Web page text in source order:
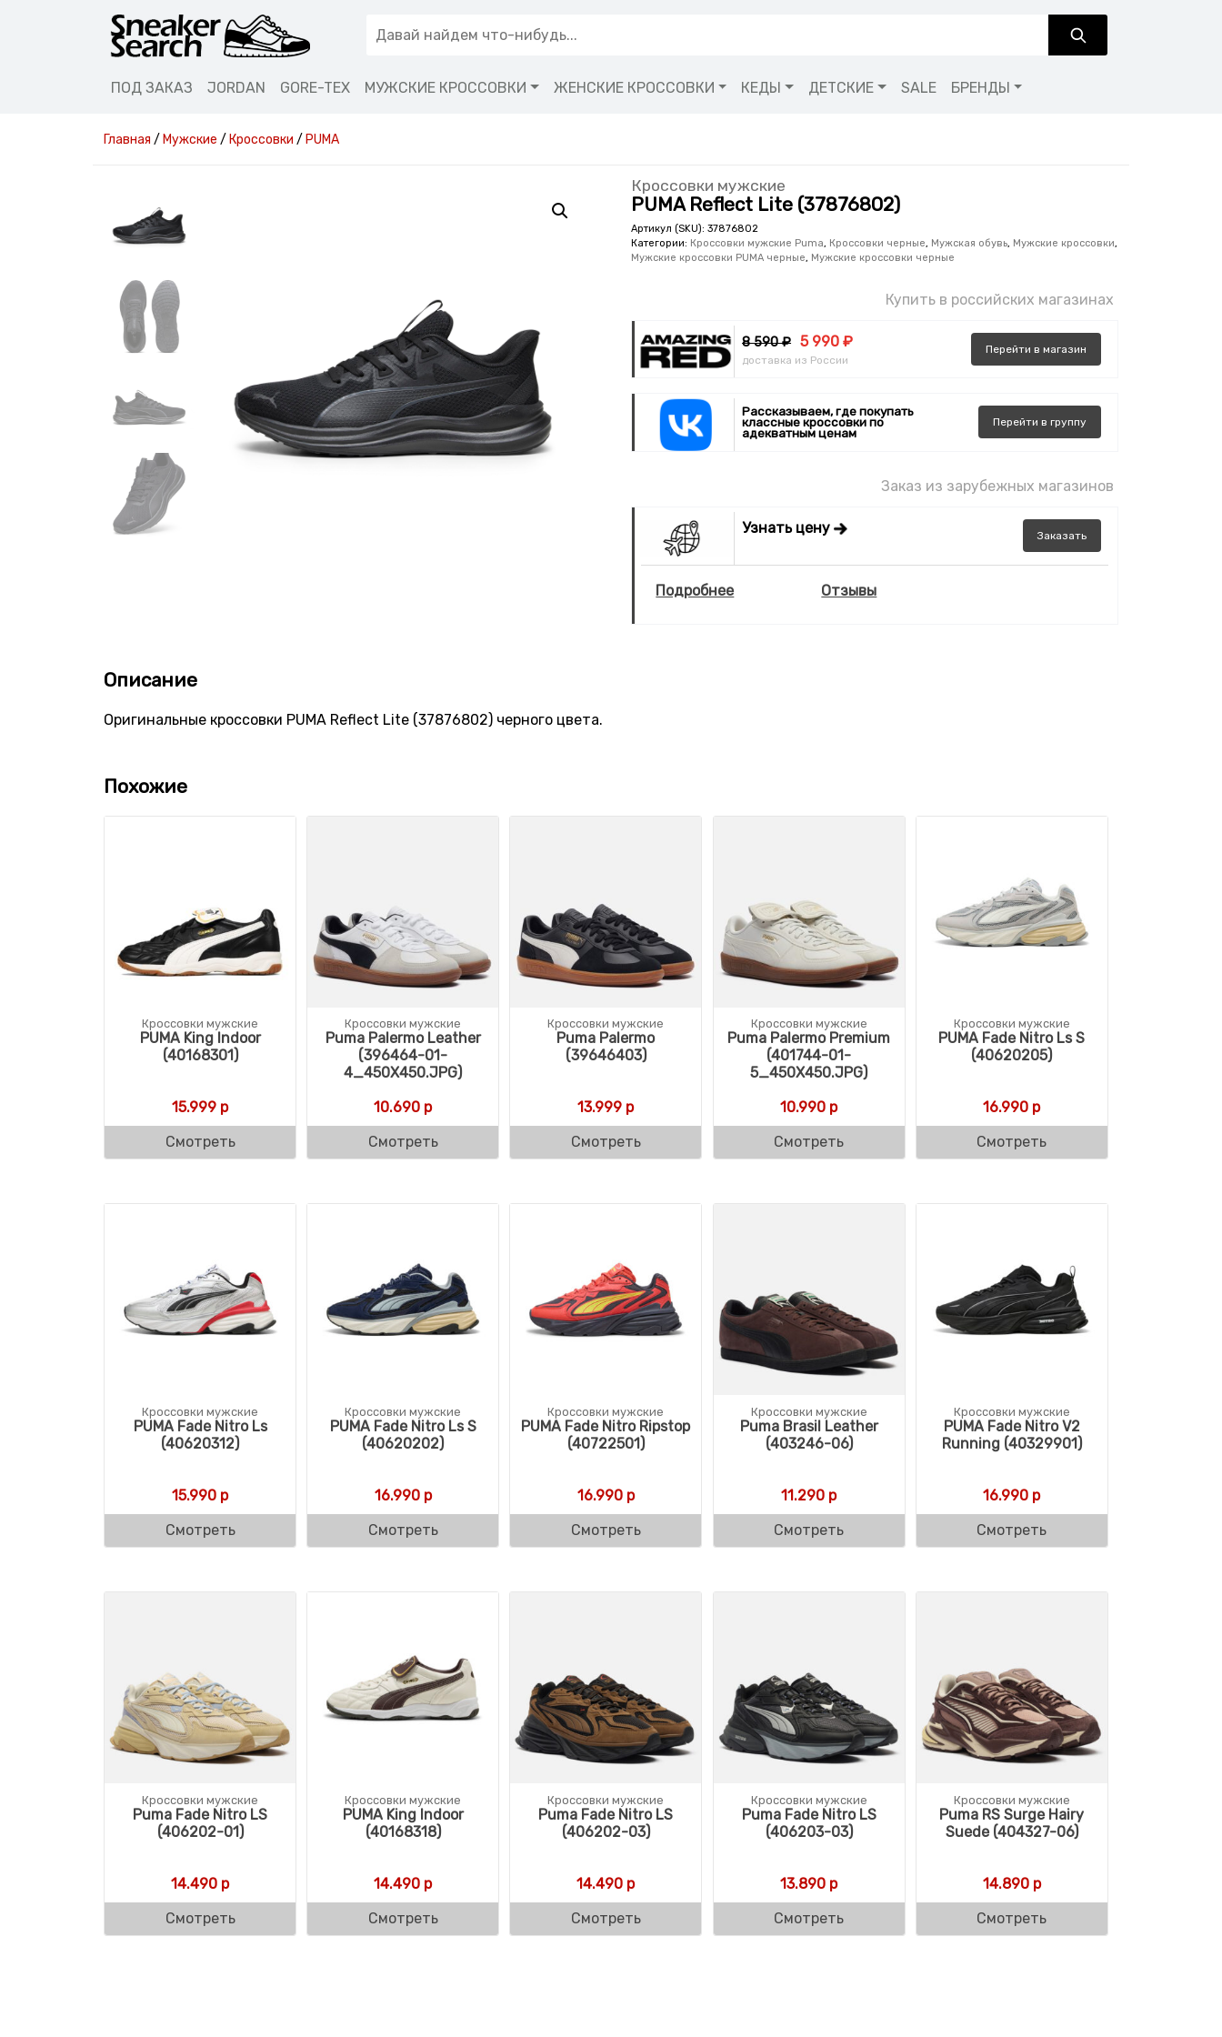
ПОД ЗАКАЗ JORDAN GORE-TEX МУЖСКИЕ КРОССОВКИ ЖЕНСКИЕ КРОССОВКИ КЕДЫ ДЕТСКИЕ SALE БРЕНДЫ
Главная / Мужские / Кроссовки / PUMA
Кроссовки мужские
PUMA Reflect Lite (37876802)
Артикул (SKU):37876802
Категории: Кроссовки мужские Puma, Кроссовки черные, Мужская обувь, Мужские кроссовки,
Мужские кроссовки PUMA черные, Мужские кроссовки черные
Купить в российских магазинах
8 590 ₽ 5 990 ₽
доставка из России
Перейти в магазин
Рассказываем, где покупать
классные кроссовки по
адекватным ценам
Перейти в группу
Заказ из зарубежных магазинов
Узнать цену Заказать
Подробнее Отзывы
Описание
Оригинальные кроссовки PUMA Reflect Lite (37876802) черного цвета.
Похожие
Кроссовки мужские
PUMA King Indoor
(40168301)
15.999 р
Смотреть
Кроссовки мужские
Puma Palermo Leather
(396464-01-
4_450X450.JPG)
10.690 р
Смотреть
Кроссовки мужские
Puma Palermo
(39646403)
13.999 р
Смотреть
Кроссовки мужские
Puma Palermo Premium
(401744-01-
5_450X450.JPG)
10.990 р
Смотреть
Кроссовки мужские
PUMA Fade Nitro Ls S
(40620205)
16.990 р
Смотреть
Кроссовки мужские
PUMA Fade Nitro Ls
(40620312)
15.990 р
Смотреть
Кроссовки мужские
PUMA Fade Nitro Ls S
(40620202)
16.990р
Смотреть
Кроссовки мужские
PUMA Fade Nitro Ripstop
(40722501)
16.990р
Смотреть
Кроссовки мужские
Puma Brasil Leather
(403246-06)
11.290 р
Смотреть
Кроссовки мужские
PUMA Fade Nitro V2
Running (40329901)
16.990 р
Смотреть
Кроссовки мужские
Puma Fade Nitro LS
(406202-01)
14.490 р
Смотреть
Кроссовки мужские
PUMA King Indoor
(40168318)
14.490 р
Смотреть
Кроссовки мужские
Puma Fade Nitro LS
(406202-03)
14.490 р
Смотреть
Кроссовки мужские
Puma Fade Nitro LS
(406203-03)
13.890 р
Смотреть
Кроссовки мужские
Puma RS Surge Hairy
Suede (404327-06)
14.890р
Смотреть